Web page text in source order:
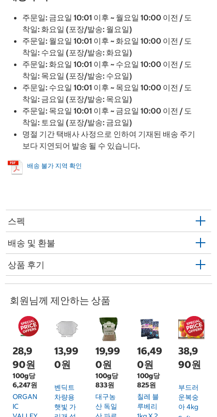
주문일: 금요일 10:01 이후 ~ 월요일 10:00 이전 / 도
착일: 화요일 (포장/발송: 월요일)
주문일: 월요일 10:01 이후 ~ 화요일 10:00 이전 / 도
착일: 수요일 (포장/발송: 화요일)
주문일: 화요일 10:01 이후 ~ 수요일 10:00 이전 / 도
착일: 목요일 (포장/발송: 수요일)
주문일: 수요일 10:01 이후 ~ 목요일 10:00 이전 / 도
착일: 금요일 (포장/발송: 목요일)
주문일: 목요일 10:01 이후 ~ 금요일 10:00 이전 / 도
착일: 토요일 (포장/발송: 금요일)
명절 기간 택배사 사정으로 인하여 기재된 배송 주기
보다 지연되어 발송 될 수 있습니다.
배송 불가 지역 확인
스펙
배송 및 환불
상품 후기
회원님께 제안하는 상품
28,9
90원
100g당
6,247원
ORGAN
IC
13,99
0원
벤딕트
차량용
햇빛 가
19,99
0원
100g당
833원
대구농
산 독일
16,49
0원
100g당
825원
칠레 블
루베리
38,9
90원
부드러
운복숭
아 4kg